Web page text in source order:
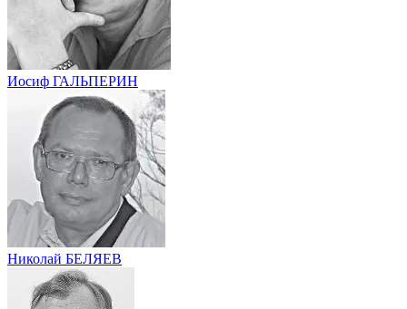
Иосиф ГАЛЬПЕРИН
Николай БЕЛЯЕВ